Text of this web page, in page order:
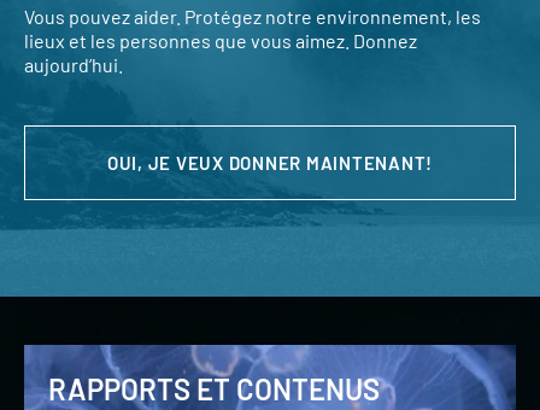
Vous pouvez aider. Protégez notre environnement, les
lieux et les personnes que vous aimez. Donnez
aujourd’hui.
OUI, JE VEUX DONNER MAINTENANT!
RAPPORTS ET CONTENUS